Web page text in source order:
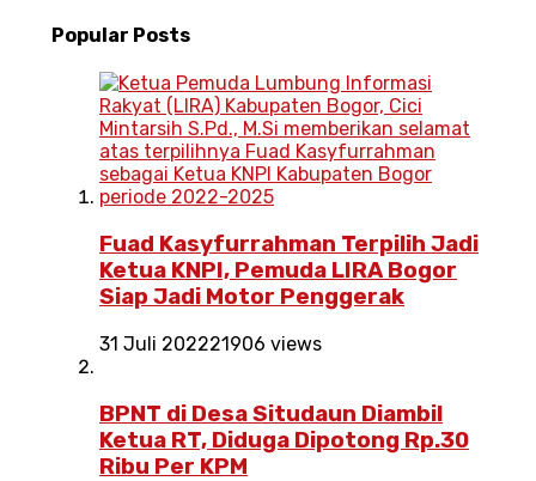
Popular Posts
Fuad Kasyfurrahman Terpilih Jadi
Ketua KNPI, Pemuda LIRA Bogor
Siap Jadi Motor Penggerak
31 Juli 202221906 views
BPNT di Desa Situdaun Diambil
Ketua RT, Diduga Dipotong Rp.30
Ribu Per KPM